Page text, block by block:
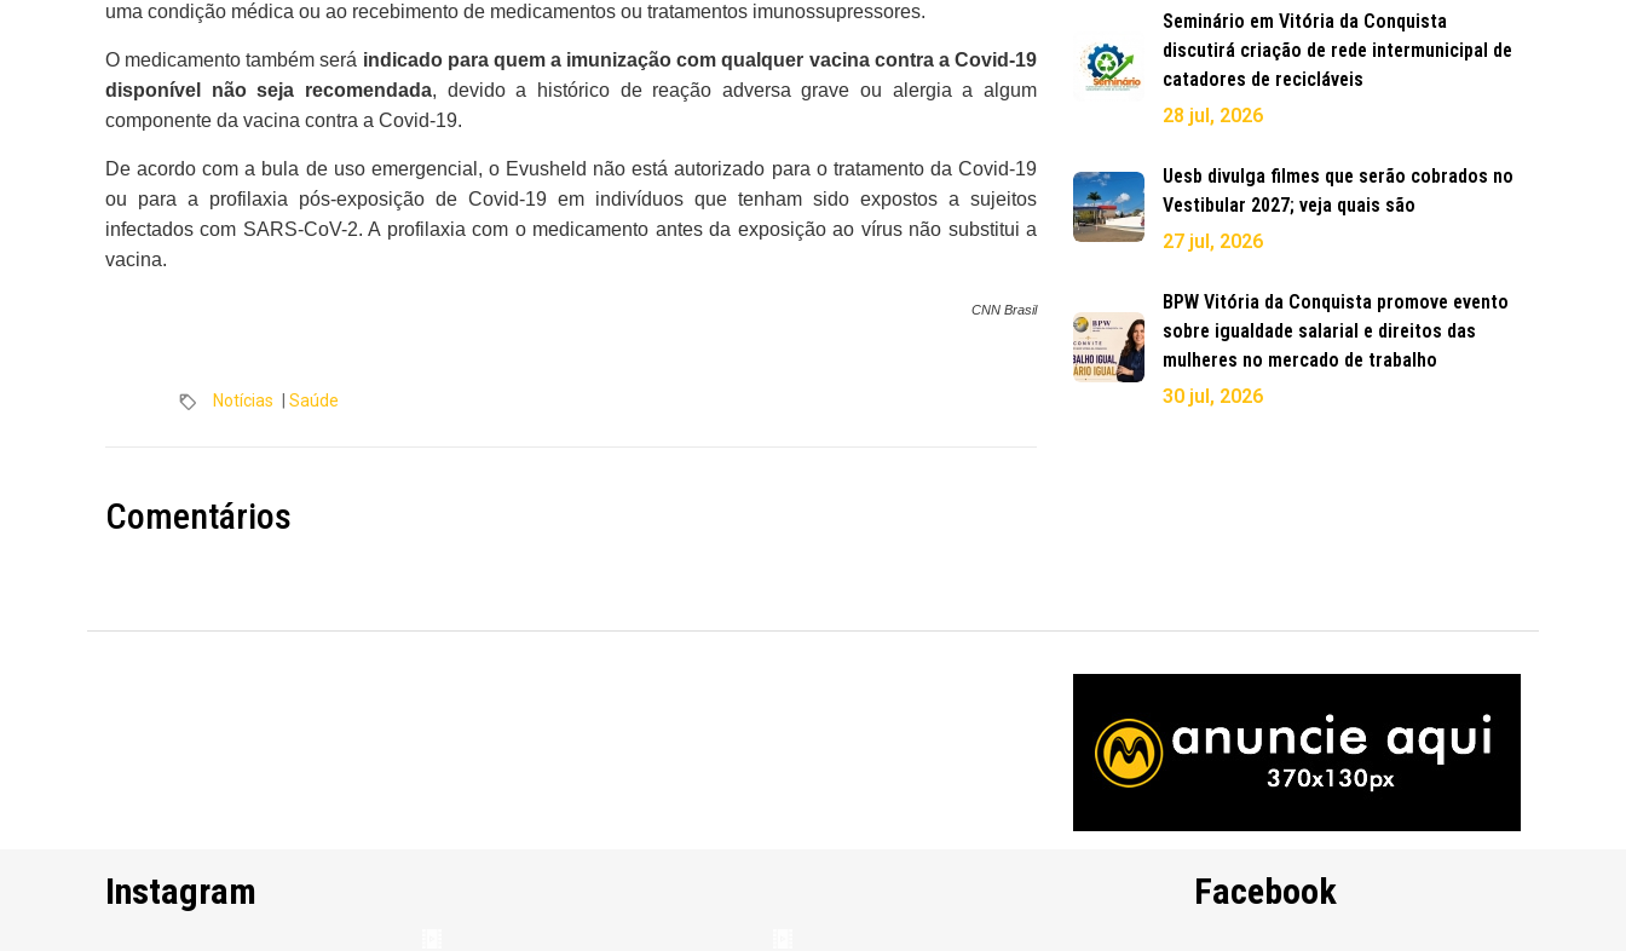
uma condição médica ou ao recebimento de medicamentos ou tratamentos imunossupressores.
O medicamento também será indicado para quem a imunização com qualquer vacina contra a Covid-19
disponível não seja recomendada, devido a histórico de reação adversa grave ou alergia a algum
componente da vacina contra a Covid-19.
De acordo com a bula de uso emergencial, o Evusheld não está autorizado para o tratamento da Covid-19
ou para a profilaxia pós-exposição de Covid-19 em indivíduos que tenham sido expostos a sujeitos
infectados com SARS-CoV-2. A profilaxia com o medicamento antes da exposição ao vírus não substitui a
vacina.
CNN Brasil
Notícias Saúde
Comentários
Seminário em Vitória da Conquista
discutirá criação de rede intermunicipal de
catadores de recicláveis
28 jul, 2026
Uesb divulga filmes que serão cobrados no
Vestibular 2027; veja quais são
27 jul, 2026
BPW Vitória da Conquista promove evento
sobre igualdade salarial e direitos das
mulheres no mercado de trabalho
30 jul, 2026
Instagram Facebook